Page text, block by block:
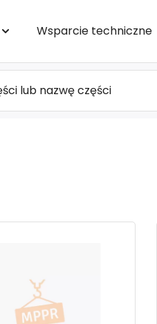
Wsparcie techniczne